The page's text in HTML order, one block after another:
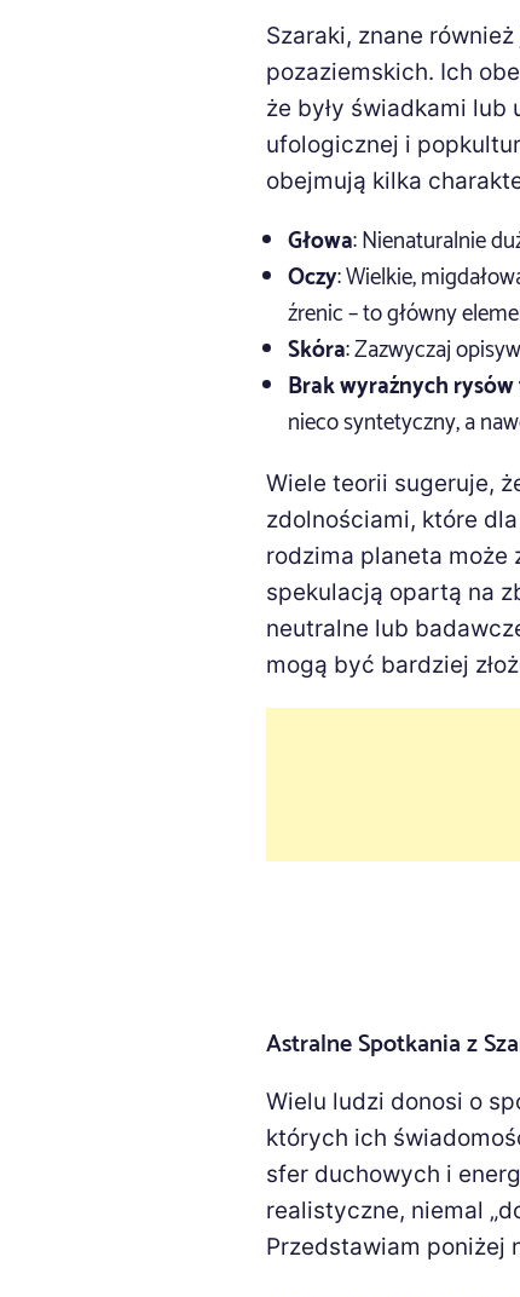
Szaraki, znane
pozaziemskich. Ich
że były świadkami
ufologicznej i
obejmują kilka
Głowa: Nienaturalnie
Oczy: Wielkie,
źrenic – to główny
Skóra: Zazwyczaj
Brak wyraźnych
nieco syntetyczny, a
Wiele teorii sugeruje,
zdolnościami, które
rodzima planeta może
spekulacją opartą na
neutralne lub
mogą być bardziej
Astralne Spotkania z
Wielu ludzi donosi o
których ich
sfer duchowych i
realistyczne, niemal
Przedstawiam poniżej